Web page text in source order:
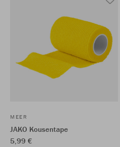
MEER
JAKO Kousentape
5,99 €